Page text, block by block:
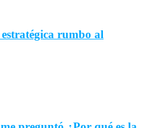
rumbo al